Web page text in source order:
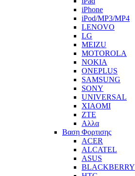
iPhone
iPod/MP3/MP4
LENOVO
LG
MEIZU
MOTOROLA
NOKIA
ONEPLUS
SAMSUNG
SONY
UNIVERSAL
XIAOMI
ZTE
Αλλα
Βαση Φορτισης
ACER
ALCATEL
ASUS
BLACKBERRY